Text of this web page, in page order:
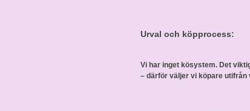
Urval och köpprocess:
Vi har inget kösystem. Det
– därför väljer vi köpare utifrån